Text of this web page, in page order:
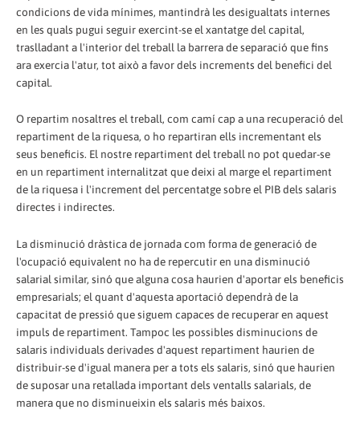
condicions de vida mínimes, mantindrà les desigualtats internes
en les quals pugui seguir exercint-se el xantatge del capital,
traslladant a l'interior del treball la barrera de separació que fins
ara exercia l'atur, tot això a favor dels increments del benefici del
capital.
O repartim nosaltres el treball, com camí cap a una recuperació del
repartiment de la riquesa, o ho repartiran ells incrementant els
seus beneficis. El nostre repartiment del treball no pot quedar-se
en un repartiment internalitzat que deixi al marge el repartiment
de la riquesa i l'increment del percentatge sobre el PIB dels salaris
directes i indirectes.
La disminució dràstica de jornada com forma de generació de
l'ocupació equivalent no ha de repercutir en una disminució
salarial similar, sinó que alguna cosa haurien d'aportar els beneficis
empresarials; el quant d'aquesta aportació dependrà de la
capacitat de pressió que siguem capaces de recuperar en aquest
impuls de repartiment. Tampoc les possibles disminucions de
salaris individuals derivades d'aquest repartiment haurien de
distribuir-se d'igual manera per a tots els salaris, sinó que haurien
de suposar una retallada important dels ventalls salarials, de
manera que no disminueixin els salaris més baixos.